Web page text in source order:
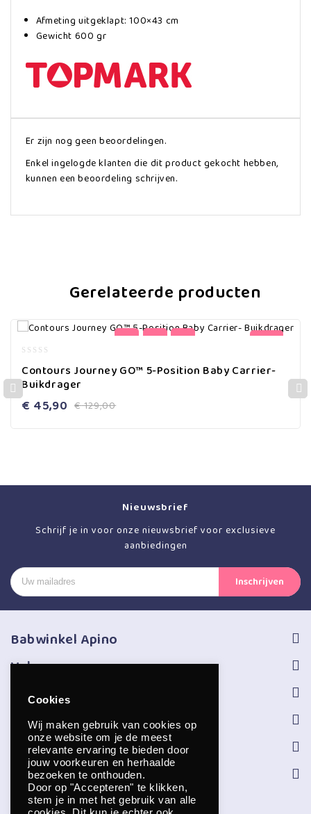
Afmeting uitgeklapt: 100×43 cm
Gewicht 600 gr
Er zijn nog geen beoordelingen.
Enkel ingelogde klanten die dit product gekocht hebben,
kunnen een beoordeling schrijven.
Gerelateerde producten
-64%
out
of
5
Contours Journey GO™ 5-Position Baby Carrier-
Buikdrager
€129,00
€ 45,90
Nieuwsbrief
Schrijf je in voor onze nieuwsbrief voor exclusieve
aanbiedingen
Babwinkel Apino
Volg ons
Informatie
Service
Openingstijden
Contact
Cookies
Wij maken gebruik van cookies op
onze website om je de meest
relevante ervaring te bieden door
jouw voorkeuren en herhaalde
bezoeken te onthouden.
Door op "Accepteren" te klikken,
stem je in met het gebruik van alle